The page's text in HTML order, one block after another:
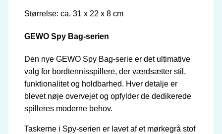
Størrelse: ca. 31 x 22 x 8 cm
GEWO Spy Bag-serien
Den nye GEWO Spy Bag-serie er det ultimative
valg for bordtennisspillere, der værdsætter stil,
funktionalitet og holdbarhed. Hver detalje er
blevet nøje overvejet og opfylder de dedikerede
spilleres moderne behov.
Taskerne i Spy-serien er lavet af et mørkegrå stof